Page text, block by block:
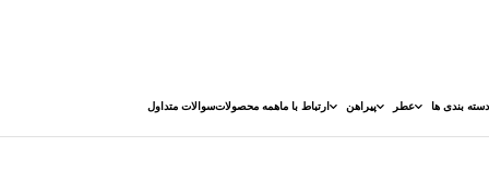
دسته بندی ها عطر پیراهن ارتباط با ماهمه محصولاتسوالات متداول